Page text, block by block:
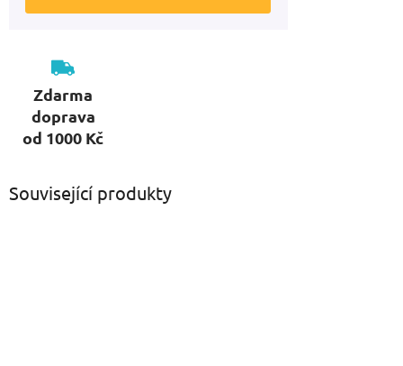
Zdarma
doprava
od 1000 Kč
Související produkty